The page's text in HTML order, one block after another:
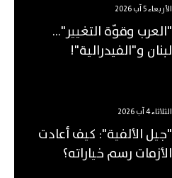
الأربعاء 5 آب 2026
"العرب وقوّة التغيير"...
لبنان و"الفيدرالية"!
الثلاثاء 4 آب 2026
"جيل الألفية": كيف أعادت
الأزمات رسم خياراته؟